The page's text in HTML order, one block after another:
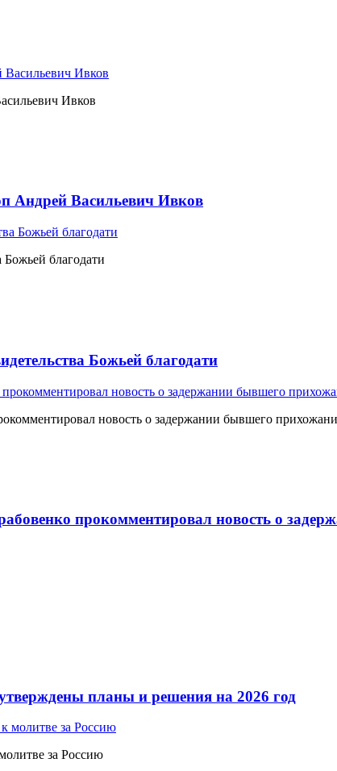
Ивков
Андрей Васильевич Ивков
благодати
Божьей благодати
новость о задержании бывшего
прокомментировал новость о
планы и решения на 2026 год
за Россию